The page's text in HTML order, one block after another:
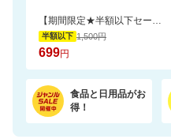
【期間限定★半額以下セール】 大人気『二十五雑穀米450g』が1,500円⇒699円！
半額以下 1,500円
699円
食品と日用品がお
得！